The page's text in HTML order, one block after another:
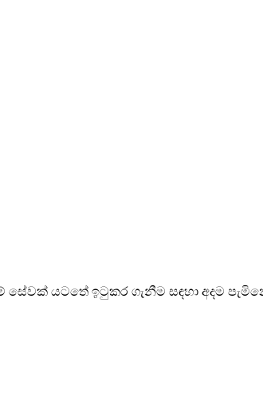
යටතේ ඉටුකර ගැනීම සඳහා අදම